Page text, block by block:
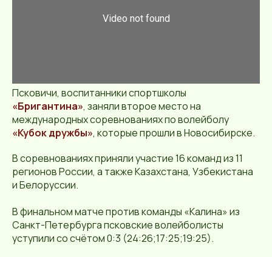
Псковичи, воспитанники спортшколы
«Бригантина», заняли второе место на
международных соревнованиях по волейболу
«Кубок дружбы», которые прошли в Новосибирске.
В соревнованиях приняли участие 16 команд из 11
регионов России, а также Казахстана, Узбекистана
и Белоруссии.
В финальном матче против команды «Калина» из
Санкт-Петербурга псковские волейболисты
уступили со счётом 0:3 (24:26;17:25;19:25).